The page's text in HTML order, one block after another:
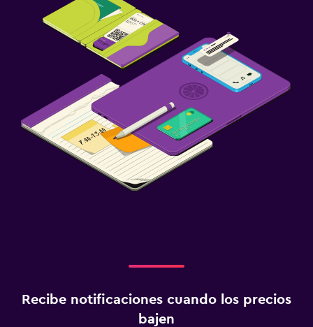
Recibe notificaciones cuando los precios
bajen